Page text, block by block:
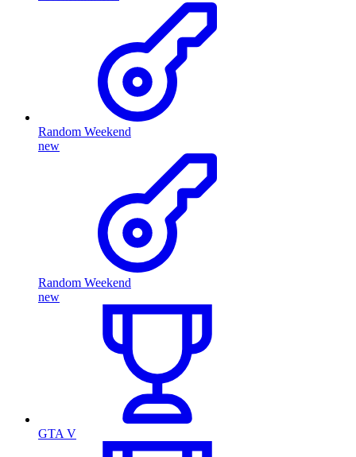
Random Weekend
new
Random Weekend
new
GTA V